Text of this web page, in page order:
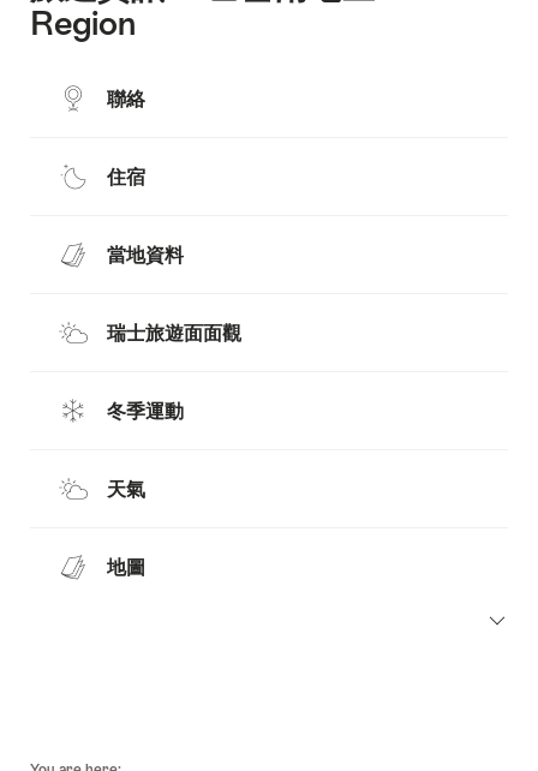
Region
聯絡
住宿
當地資料
瑞士旅遊面面觀
冬季運動
天氣
地圖